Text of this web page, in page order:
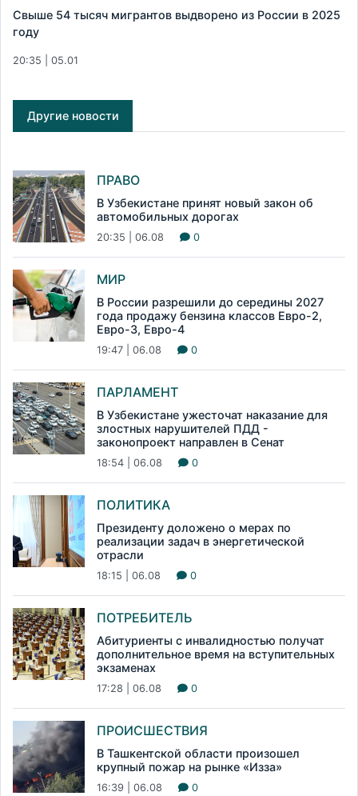
Свыше 54 тысяч мигрантов выдворено из России в 2025
году
20:35 | 05.01
Другие новости
ПРАВО
В Узбекистане принят новый закон об
автомобильных дорогах
20:35 | 06.08 0
МИР
В России разрешили до середины 2027
года продажу бензина классов Евро-2,
Евро-3, Евро-4
19:47 | 06.08 0
ПАРЛАМЕНТ
В Узбекистане ужесточат наказание для
злостных нарушителей ПДД -
законопроект направлен в Сенат
18:54 | 06.08 0
ПОЛИТИКА
Президенту доложено о мерах по
реализации задач в энергетической
отрасли
18:15 | 06.08 0
ПОТРЕБИТЕЛЬ
Абитуриенты с инвалидностью получат
дополнительное время на вступительных
экзаменах
17:28 | 06.08 0
ПРОИСШЕСТВИЯ
В Ташкентской области произошел
крупный пожар на рынке «Изза»
16:39 | 06.08 0